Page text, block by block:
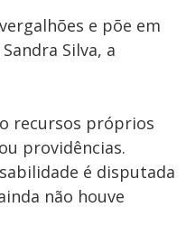
e põe em
Silva, a
recursos próprios
providências.
é disputada
não houve